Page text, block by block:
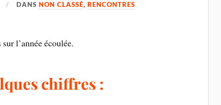
DANSNON CLASSÉ,RENCONTRES
l’année écoulée.
chiffres :